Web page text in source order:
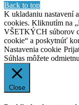
Back to top
K ukladaniu nastavení
cookies. Kliknutím na
VŠETKÝCH súborov
cookie“ a poskytnúť
Nastavenia cookie
Súhlas môžete
Close